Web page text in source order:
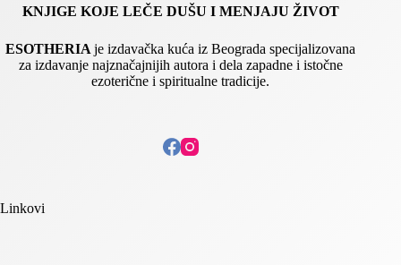
KNJIGE KOJE LEČE DUŠU I MENJAJU ŽIVOT
ESOTHERIAje izdavačka kuća iz Beograda specijalizovana
za izdavanje najznačajnijih autora i dela zapadne i istočne
ezoterične i spiritualne tradicije.
Linkovi